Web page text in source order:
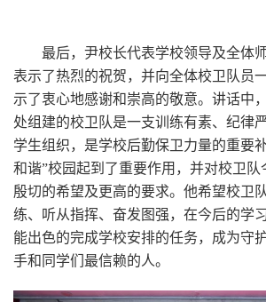
最后，尹校长代表学校领导及全体
表示了热烈的祝贺，并向全体校卫队员
示了衷心地感谢和崇高的敬意。讲话中
处组建的校卫队是一支训练有素、纪律
学生组织，是学校后勤保卫力量的重要
和谐”校园起到了重要作用，并对校卫队
殷切的希望及更高的要求。他希望校卫
练、听从指挥、奋发图强，在今后的学
能出色的完成学校安排的任务，成为守
手和同学们最信赖的人。